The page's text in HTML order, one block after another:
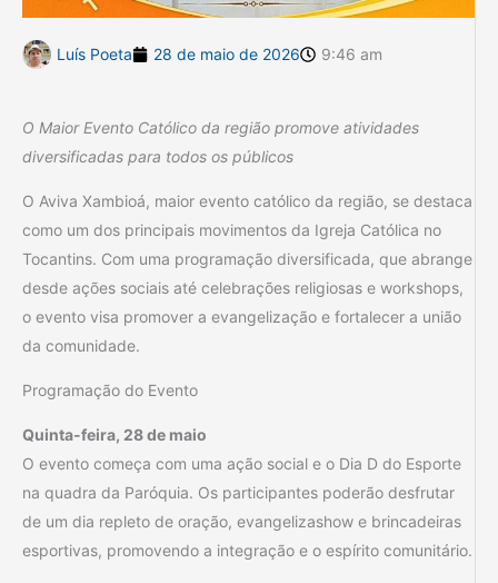
Luís Poeta 28 de maio de 2026 9:46 am
O Maior Evento Católico da região promove atividades
diversificadas para todos os públicos
O Aviva Xambioá, maior evento católico da região, se destaca
como um dos principais movimentos da Igreja Católica no
Tocantins. Com uma programação diversificada, que abrange
desde ações sociais até celebrações religiosas e workshops,
o evento visa promover a evangelização e fortalecer a união
da comunidade.
Programação do Evento
Quinta-feira, 28 de maio
O evento começa com uma ação social e o Dia D do Esporte
na quadra da Paróquia. Os participantes poderão desfrutar
de um dia repleto de oração, evangelizashow e brincadeiras
esportivas, promovendo a integração e o espírito comunitário.